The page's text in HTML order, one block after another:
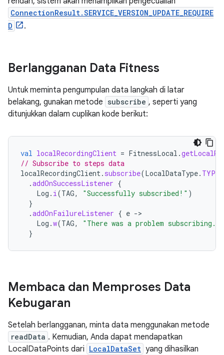
ConnectionResult.SERVICE_VERSION_UPDATE_REQUIRE
D
.
Berlangganan Data Fitness
Untuk meminta pengumpulan data langkah di latar
belakang, gunakan metode subscribe , seperti yang
ditunjukkan dalam cuplikan kode berikut:
val localRecordingClient = FitnessLocal .
// Subscribe to steps data
localRecordingClient. subscribe(LocalDataType.
.addOnSuccessListener {
Log . i(TAG, "Successfully subscribed!" )
}
.addOnFailureListener { e -
Log .w(TAG, "There was a problem subscribing."
}
Membaca dan Memproses Data
Kebugaran
Setelah berlangganan, minta data menggunakan metode
readData . Kemudian, Anda dapat mendapatkan
LocalDataPoints dari LocalDataSet yang dihasilkan